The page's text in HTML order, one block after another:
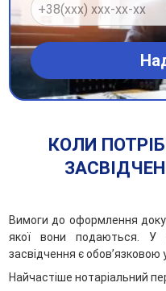
КОЛИ
Вимоги до оформлення
якої вони подаються. У
засвідчення є
Найчастіше нотаріальний